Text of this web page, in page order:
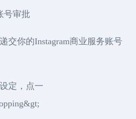
号审批
交你的Instagram商业服务账号
定，点一